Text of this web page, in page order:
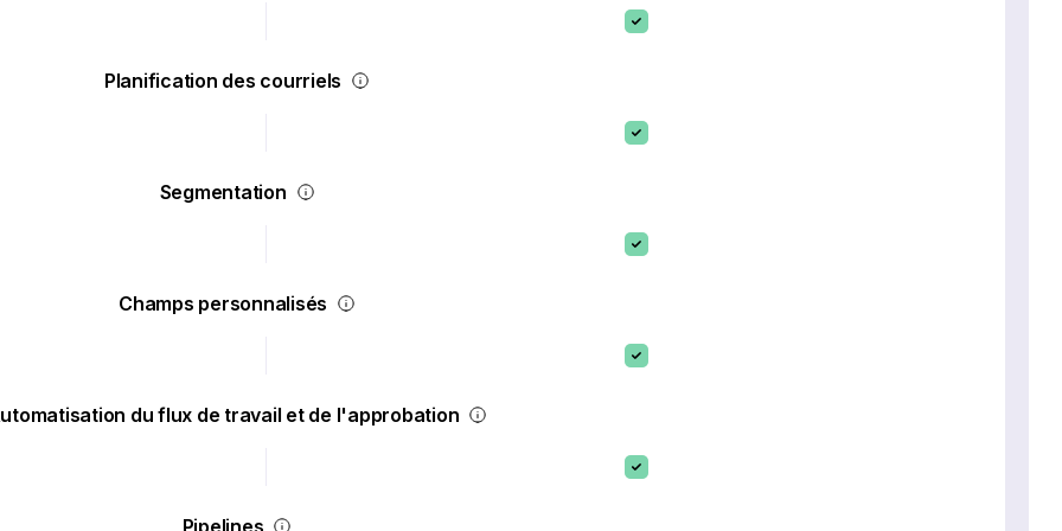
Planification des courriels
Segmentation
Champs personnalisés
du flux de travail et de l'approbation
Pipelines